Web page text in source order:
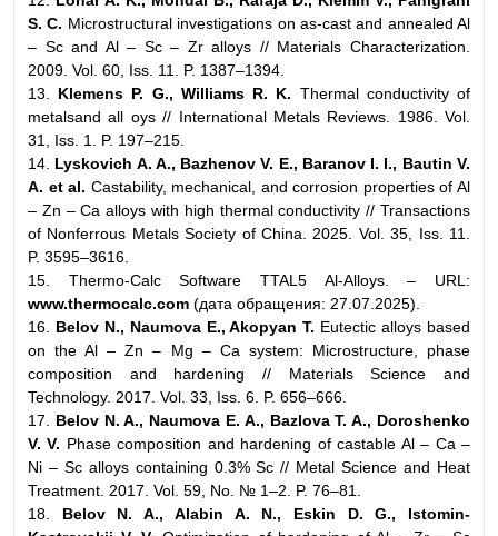
S. C. Microstructural investigations on as-cast and annealed Al
– Sc and Al – Sc – Zr alloys // Materials Characterization.
2009. Vol. 60, Iss. 11. P. 1387–1394.
13. Klemens P. G., Williams R. K. Thermal conductivity of
metalsand all oys // International Metals Reviews. 1986. Vol.
31, Iss. 1. P. 197–215.
14. Lyskovich A. A., Bazhenov V. E., Baranov I. I., Bautin V.
A. et al. Castability, mechanical, and corrosion properties of Al
– Zn – Ca alloys with high thermal conductivity // Transactions
of Nonferrous Metals Society of China. 2025. Vol. 35, Iss. 11.
P. 3595–3616.
15. Thermo-Calc Software TTAL5 Al-Alloys. – URL:
www.thermocalc.com (дата обращения: 27.07.2025).
16. Belov N., Naumova E., Akopyan T. Eutectic alloys based
on the Al – Zn – Mg – Ca system: Microstructure, phase
composition and hardening // Materials Science and
Technology. 2017. Vol. 33, Iss. 6. P. 656–666.
17. Belov N. A., Naumova E. A., Bazlova T. A., Doroshenko
V. V. Phase composition and hardening of castable Al – Ca –
Ni – Sc alloys containing 0.3% Sc // Metal Science and Heat
Treatment. 2017. Vol. 59, No. № 1–2. P. 76–81.
18. Belov N. A., Alabin A. N., Eskin D. G., Istomin-